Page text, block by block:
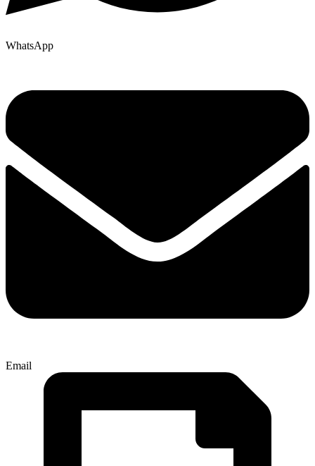
WhatsApp
Email